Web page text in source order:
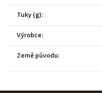
Tuky (g):
Výrobce:
Země původu: